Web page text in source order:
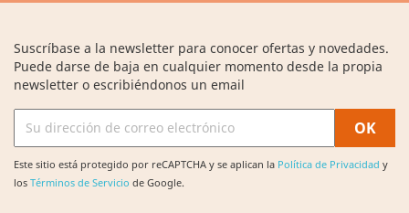
Suscríbase a la newsletter para conocer ofertas y novedades.
Puede darse de baja en cualquier momento desde la propia
newsletter o escribiéndonos un email
Este sitio está protegido por reCAPTCHA y se aplican la Política de Privacidad y
los Términos de Servicio de Google.